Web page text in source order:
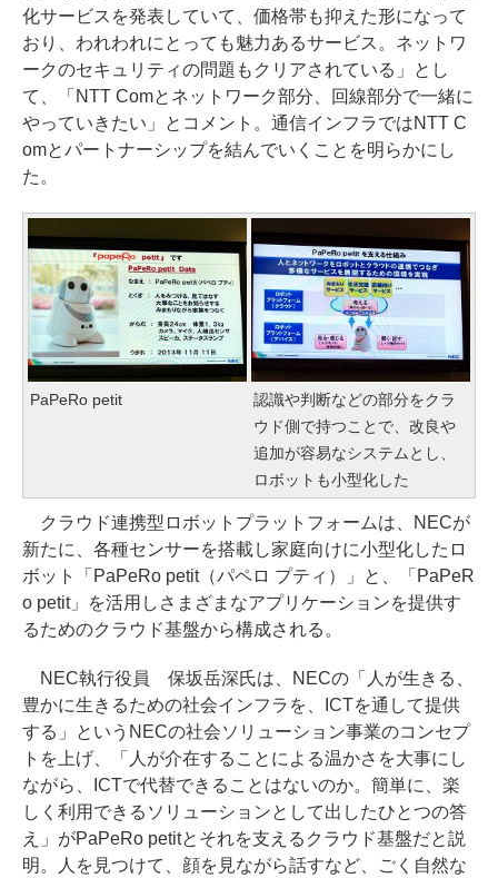
化サービスを発表していて、価格帯も抑えた形になって
おり、われわれにとっても魅力あるサービス。ネットワ
ークのセキュリティの問題もクリアされている」とし
て、「NTT Comとネットワーク部分、回線部分で一緒に
やっていきたい」とコメント。通信インフラではNTT C
omとパートナーシップを結んでいくことを明らかにし
た。
PaPeRo petit
認識や判断などの部分をクラ
ウド側で持つことで、改良や
追加が容易なシステムとし、
ロボットも小型化した
クラウド連携型ロボットプラットフォームは、NECが
新たに、各種センサーを搭載し家庭向けに小型化したロ
ボット「PaPeRo petit（パペロ プティ）」と、「PaPeR
o petit」を活用しさまざまなアプリケーションを提供す
るためのクラウド基盤から構成される。
NEC執行役員 保坂岳深氏は、NECの「人が生きる、
豊かに生きるための社会インフラを、ICTを通して提供
する」というNECの社会ソリューション事業のコンセプ
トを上げ、「人が介在することによる温かさを大事にし
ながら、ICTで代替できることはないのか。簡単に、楽
しく利用できるソリューションとして出したひとつの答
え」がPaPeRo petitとそれを支えるクラウド基盤だと説
明。人を見つけて、顔を見ながら話すなど、ごく自然な